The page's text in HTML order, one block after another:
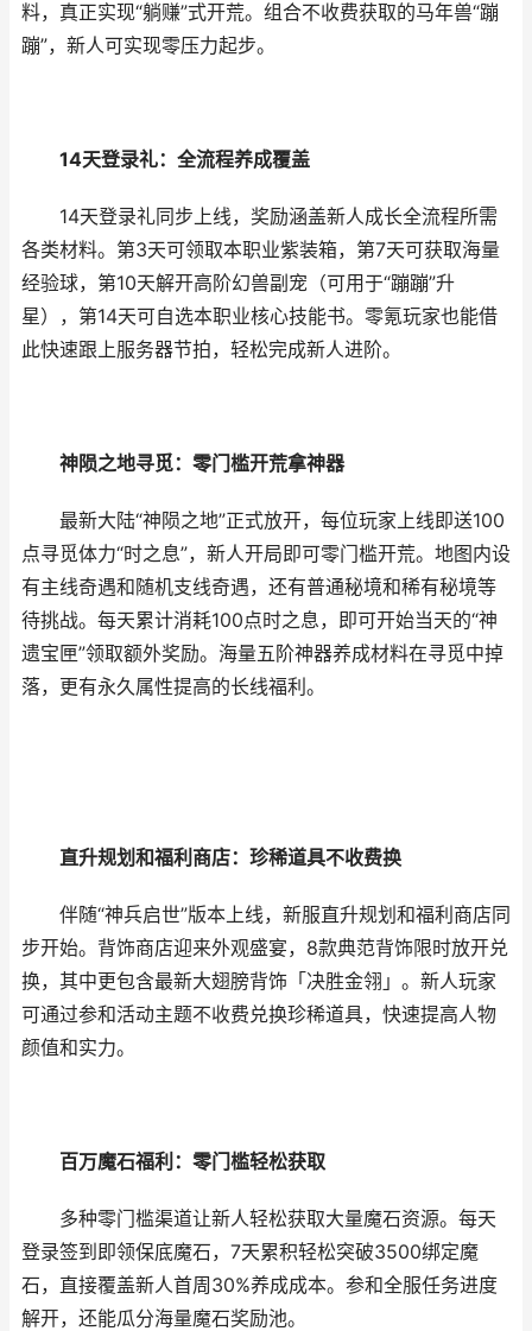
料，真正实现“躺赚”式开荒。组合不收费获取的马年兽“蹦
蹦”，新人可实现零压力起步。
14天登录礼：全流程养成覆盖
14天登录礼同步上线，奖励涵盖新人成长全流程所需
各类材料。第3天可领取本职业紫装箱，第7天可获取海量
经验球，第10天解开高阶幻兽副宠（可用于“蹦蹦”升
星），第14天可自选本职业核心技能书。零氪玩家也能借
此快速跟上服务器节拍，轻松完成新人进阶。
神陨之地寻觅：零门槛开荒拿神器
最新大陆“神陨之地”正式放开，每位玩家上线即送100
点寻觅体力“时之息”，新人开局即可零门槛开荒。地图内设
有主线奇遇和随机支线奇遇，还有普通秘境和稀有秘境等
待挑战。每天累计消耗100点时之息，即可开始当天的“神
遗宝匣”领取额外奖励。海量五阶神器养成材料在寻觅中掉
落，更有永久属性提高的长线福利。
直升规划和福利商店：珍稀道具不收费换
伴随“神兵启世”版本上线，新服直升规划和福利商店同
步开始。背饰商店迎来外观盛宴，8款典范背饰限时放开兑
换，其中更包含最新大翅膀背饰「决胜金翎」。新人玩家
可通过参和活动主题不收费兑换珍稀道具，快速提高人物
颜值和实力。
百万魔石福利：零门槛轻松获取
多种零门槛渠道让新人轻松获取大量魔石资源。每天
登录签到即领保底魔石，7天累积轻松突破3500绑定魔
石，直接覆盖新人首周30%养成成本。参和全服任务进度
解开，还能瓜分海量魔石奖励池。